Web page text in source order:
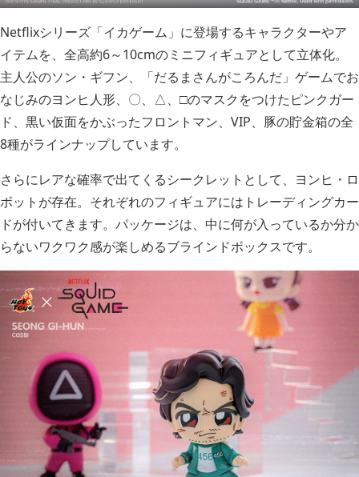
Netflixシリーズ「イカゲーム」に登場するキャラクターやア
イテムを、全高約6～10cmのミニフィギュアとして立体化。
主人公のソン・ギフン、「だるまさんがころんだ」ゲームでお
なじみのヨンヒ人形、〇、△、□のマスクをつけたピンクガー
ド、黒い仮面をかぶったフロントマン、VIP、豚の貯金箱の全
8種がラインナップしています。
さらにレアな確率で出てくるシークレットとして、ヨンヒ・ロ
ボットが存在。それぞれのフィギュアにはトレーディングカー
ドが付いてきます。パッケージは、中に何が入っているか分か
らないワクワク感が楽しめるブラインドボックスです。